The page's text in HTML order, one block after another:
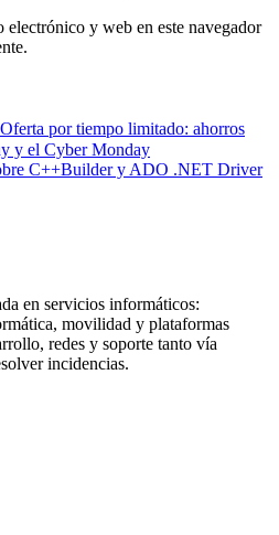
electrónico y web en este navegador
por tiempo limitado: ahorros
y el Cyber ​​Monday
C++Builder y ADO .NET Driver
en servicios informáticos:
movilidad y plataformas
redes y soporte tanto vía
incidencias.